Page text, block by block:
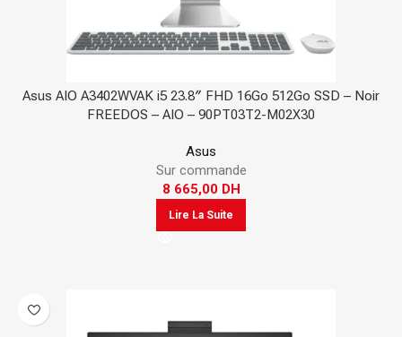
Asus AIO A3402WVAK i5 23.8″ FHD 16Go 512Go SSD – Noir
FREEDOS – AIO – 90PT03T2-M02X30
Asus
Sur commande
8 665,00 DH
Lire La Suite